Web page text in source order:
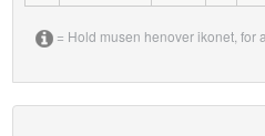
= Hold musen henover ikonet, for